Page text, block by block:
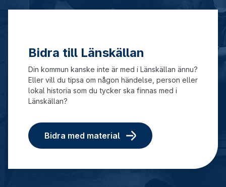
Bidra till Länskällan
Din kommun kanske inte är med i Länskällan ännu?
Eller vill du tipsa om någon händelse, person eller
lokal historia som du tycker ska finnas med i
Länskällan?
Bidra med material